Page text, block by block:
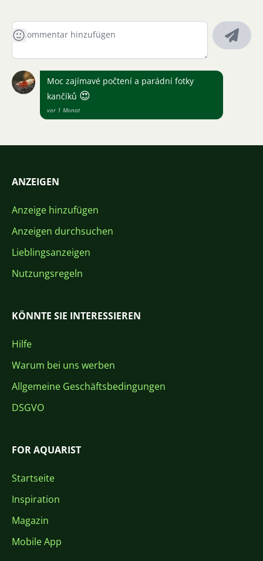
Moc zajímavé počtení a parádní fotky
kančíků 😍
vor 1 Monat
ANZEIGEN
Anzeige hinzufügen
Anzeigen durchsuchen
Lieblingsanzeigen
Nutzungsregeln
KÖNNTE SIE INTERESSIEREN
Hilfe
Warum bei uns werben
Allgemeine Geschäftsbedingungen
DSGVO
FOR AQUARIST
Startseite
Inspiration
Magazin
Mobile App